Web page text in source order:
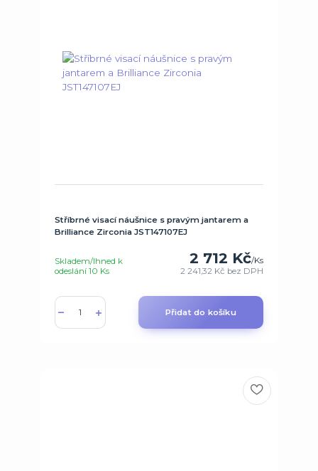
Stříbrné visací náušnice s pravým jantarem a
Brilliance Zirconia JST147107EJ
2 712 Kč/Ks
2 241,32 Kč bez DPH
Skladem/Ihned k
odeslání 10 Ks
Přidat do košíku